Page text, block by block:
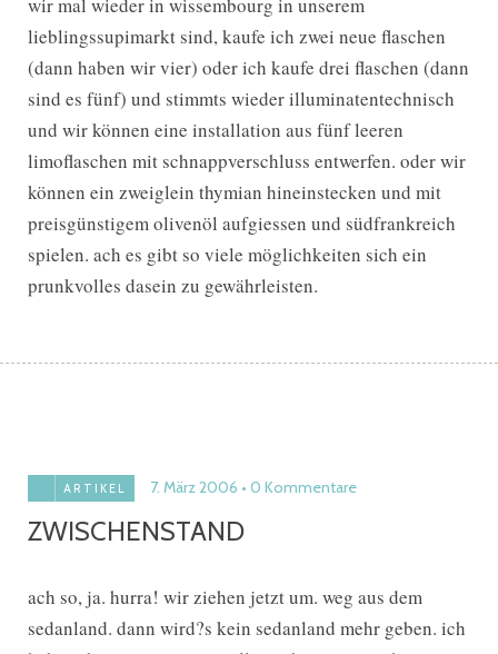
lieblingssupimarkt sind, kaufe ich zwei neue flaschen
(dann haben wir vier) oder ich kaufe drei flaschen (dann
sind es fünf) und stimmts wieder illuminatentechnisch
und wir können eine installation aus fünf leeren
limoflaschen mit schnappverschluss entwerfen. oder wir
können ein zweiglein thymian hineinstecken und mit
preisgünstigem olivenöl aufgiessen und südfrankreich
spielen. ach es gibt so viele möglichkeiten sich ein
prunkvolles dasein zu gewährleisten.
ARTIKEL 7. März 2006 0 Kommentare
ZWISCHENSTAND
ach so, ja. hurra! wir ziehen jetzt um. weg aus dem
sedanland. dann wird?s kein sedanland mehr geben. ich